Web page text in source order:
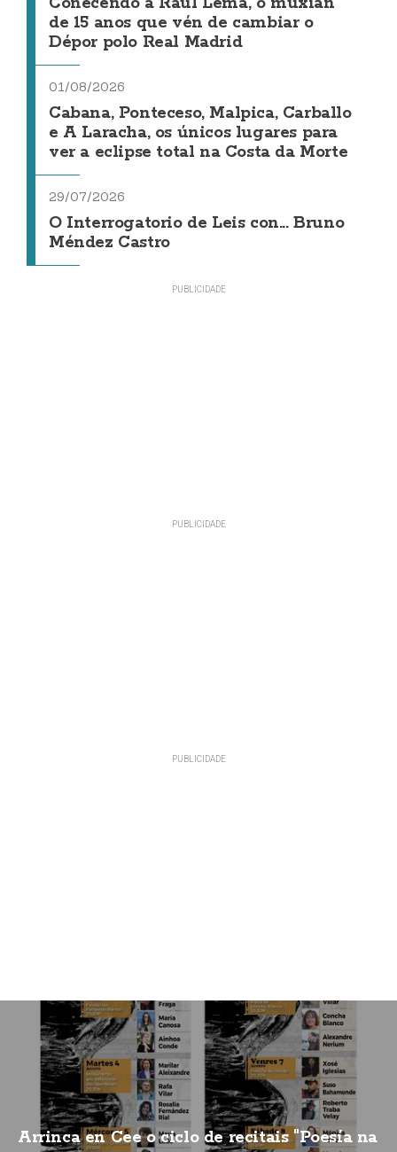
de 15 anos que vén de cambiar o
Dépor polo Real Madrid
01/08/2026
Cabana, Ponteceso, Malpica, Carballo
e A Laracha, os únicos lugares para
ver a eclipse total na Costa da Morte
29/07/2026
O Interrogatorio de Leis con... Bruno
Méndez Castro
Arrinca en Cee o ciclo de recitais "Poesía na